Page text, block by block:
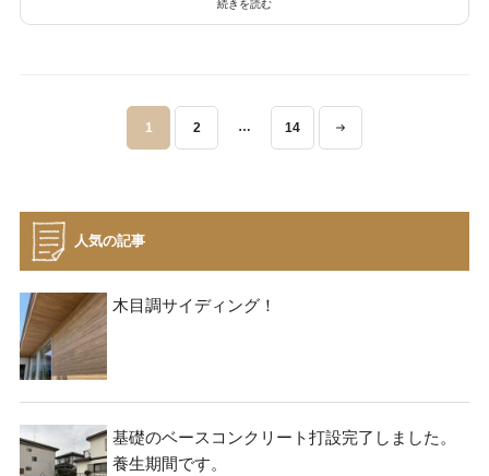
続きを読む
ビ
ゲ
ー
シ
ョ
ン
1 2 … 14
人気の記事
木目調サイディング！
基礎のベースコンクリート打設完了しました。
養生期間です。